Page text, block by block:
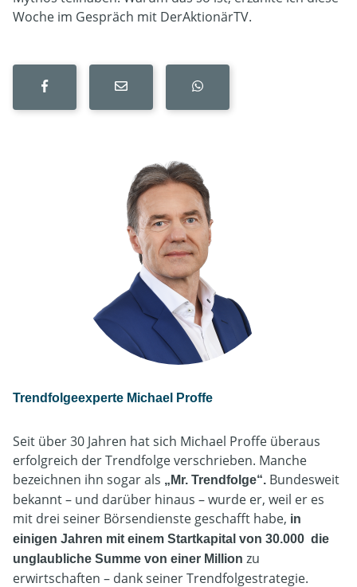
Woche im Gespräch mit DerAktionärTV.
Trendfolgeexperte Michael Proffe
Seit über 30 Jahren hat sich Michael Proffe überaus
erfolgreich der Trendfolge verschrieben. Manche
bezeichnen ihn sogar als „Mr. Trendfolge“. Bundesweit
bekannt – und darüber hinaus – wurde er, weil er es
mit drei seiner Börsendienste geschafft habe, in
einigen Jahren mit einem Startkapital von 30.000 die
unglaubliche Summe von einer Million zu
erwirtschaften – dank seiner Trendfolgestrategie.